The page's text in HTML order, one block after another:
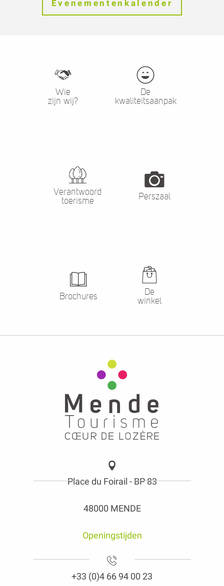
Wie
De
kwaliteitsaanpak
Verantwoord
toerisme
Perszaal
De
winkel
Place du Foirail - BP 83
+33 (0)4 66 94 00 23